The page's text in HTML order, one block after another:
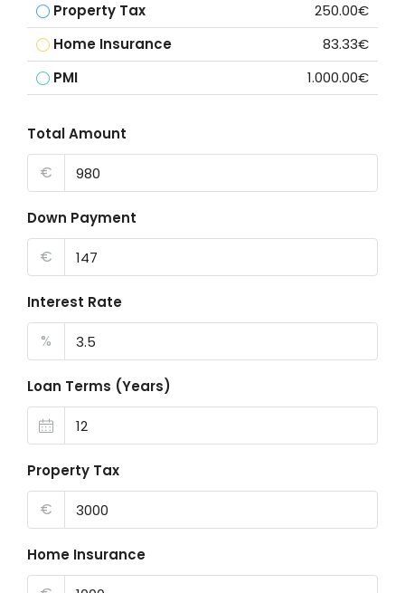
Property Tax
250.00€
Home Insurance
83.33€
PMI
1.000.00€
Total Amount
€
Down Payment
€
Interest Rate
%
Loan Terms (Years)
Property Tax
€
Home Insurance